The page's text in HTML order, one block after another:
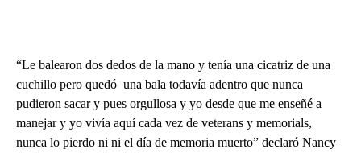
“Le balearon dos dedos de la mano y tenía una cicatriz de una
cuchillo pero quedó una bala todavía adentro que nunca
pudieron sacar y pues orgullosa y yo desde que me enseñé a
manejar y yo vivía aquí cada vez de veterans y memorials,
nunca lo pierdo ni ni el día de memoria muerto” declaró Nancy